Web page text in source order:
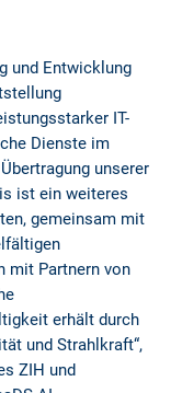
und Entwicklung
IT-
Dienste im
unserer
ist ein weiteres
gemeinsam mit
mit Partnern von
erhält durch
und Strahlkraft“,
ZIH und